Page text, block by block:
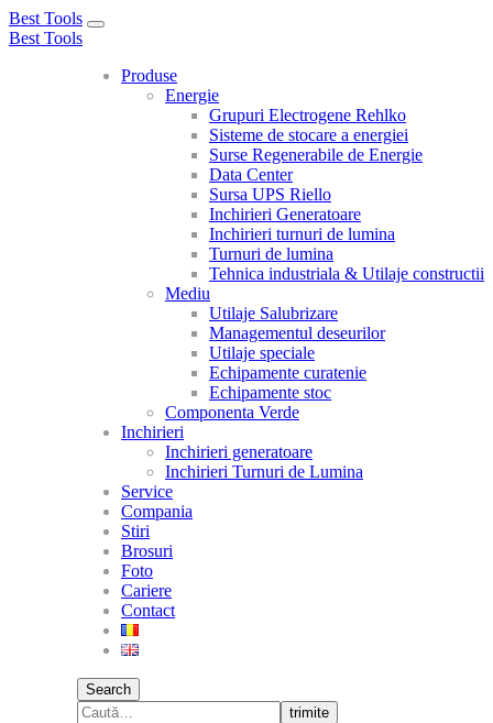
Best Tools
Toggle
Best Tools
Produse
Energie
Grupuri Electrogene Rehlko
Sisteme de stocare a energiei
Surse Regenerabile de Energie
Data Center
Sursa UPS Riello
Inchirieri Generatoare
Inchirieri turnuri de lumina
Turnuri de lumina
Tehnica industriala & Utilaje constructii
Mediu
Utilaje Salubrizare
Managementul deseurilor
Utilaje speciale
Echipamente curatenie
Echipamente stoc
Componenta Verde
Inchirieri
Inchirieri generatoare
Inchirieri Turnuri de Lumina
Service
Compania
Stiri
Brosuri
Foto
Cariere
Contact
Search
trimite